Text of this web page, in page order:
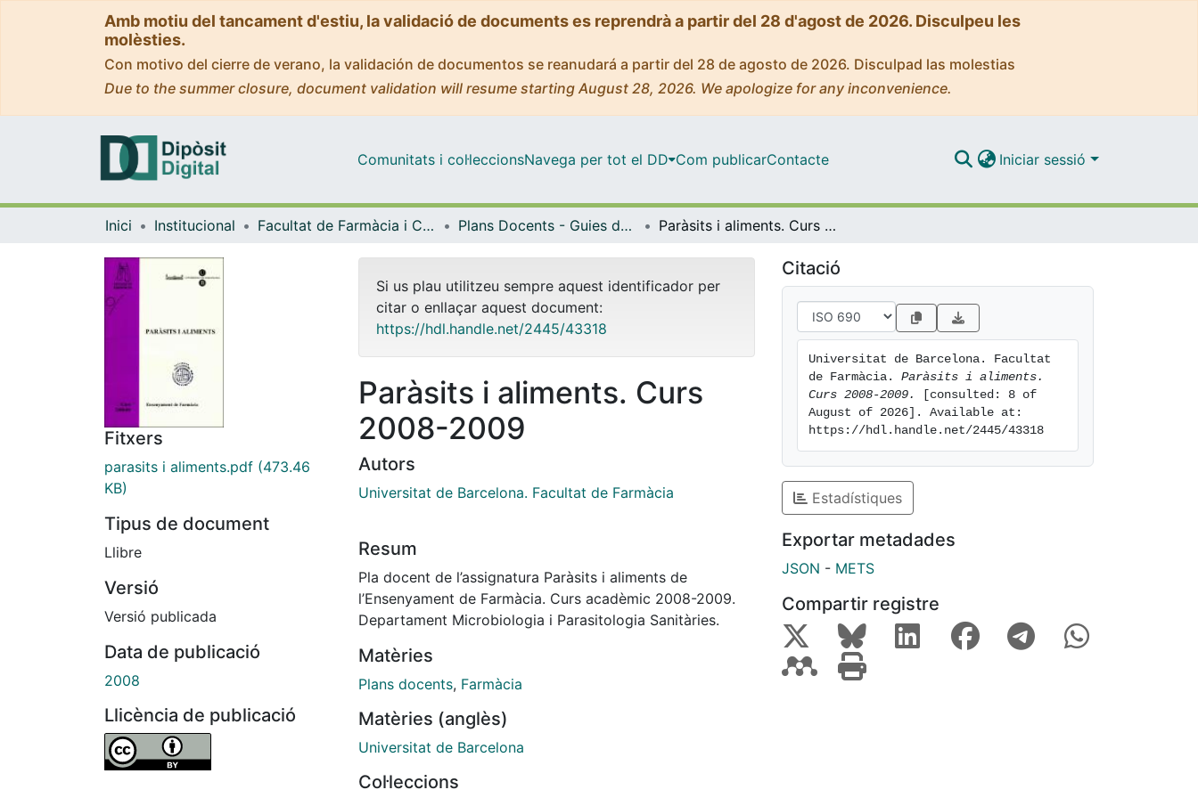
Amb motiu del tancament d'estiu, la validació de documents es reprendrà a partir del 28 d'agost de 2026. Disculpeu les
molèsties.
Con motivo del cierre de verano, la validación de documentos se reanudará a partir del 28 de agosto de 2026. Disculpad las molestias
Due to the summer closure, document validation will resume starting August 28, 2026. We apologize for any inconvenience.
Comunitats i col·leccionsNavega per tot el DD Com publicarContacte Iniciar sessió
Inici Institucional Facultat de Farmàcia i Ciències de l'Alimentació Plans Docents - Guies de l'estudiant (Facultat de Farmàcia i Ciències de l'Alimentació) Paràsits i aliments. Curs 2008-2009
Fitxers
parasits i aliments.pdf (473.46
KB)
Tipus de document
Llibre
Versió
Versió publicada
Data de publicació
2008
Llicència de publicació
Si us plau utilitzeu sempre aquest identificador per
citar o enllaçar aquest document:
https://hdl.handle.net/2445/43318
Paràsits i aliments. Curs
2008-2009
Autors
Universitat de Barcelona. Facultat de Farmàcia
Resum
Pla docent de l’assignatura Paràsits i aliments de
l’Ensenyament de Farmàcia. Curs acadèmic 2008-2009.
Departament Microbiologia i Parasitologia Sanitàries.
Matèries
Plans docents, Farmàcia
Matèries (anglès)
Universitat de Barcelona
Col·leccions
Citació
Universitat de Barcelona. Facultat
de Farmàcia. Paràsits i aliments.
Curs 2008-2009.
[consulted: 8 of
August of 2026]. Available at:
https://hdl.handle.net/2445/43318
Estadístiques
Exportar metadades
JSON - METS
Compartir registre